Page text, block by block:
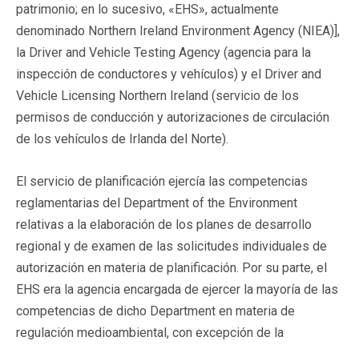
patrimonio; en lo sucesivo, «EHS», actualmente
denominado Northern Ireland Environment Agency (NIEA)],
la Driver and Vehicle Testing Agency (agencia para la
inspección de conductores y vehículos) y el Driver and
Vehicle Licensing Northern Ireland (servicio de los
permisos de conducción y autorizaciones de circulación
de los vehículos de Irlanda del Norte).
El servicio de planificación ejercía las competencias
reglamentarias del Department of the Environment
relativas a la elaboración de los planes de desarrollo
regional y de examen de las solicitudes individuales de
autorización en materia de planificación. Por su parte, el
EHS era la agencia encargada de ejercer la mayoría de las
competencias de dicho Department en materia de
regulación medioambiental, con excepción de la